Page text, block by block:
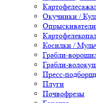
Окучники /
Косилки /
Грабли-
Грабли-
Пресс-
Плуги
Почвофрезы